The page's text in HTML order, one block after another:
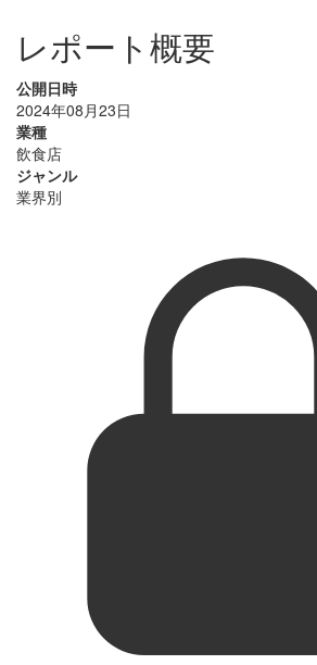
レポート概要
公開日時
2024年08月23日
業種
飲食店
ジャンル
業界別